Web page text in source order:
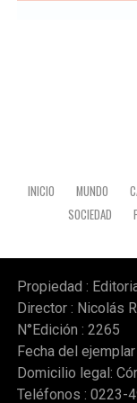
mayor
programas
INICIO MUNDO
SOCIEDAD
Propiedad :
Director : Nicolás
N°Edición : 2265
Fecha del
Domicilio legal:
Teléfonos : 0223-